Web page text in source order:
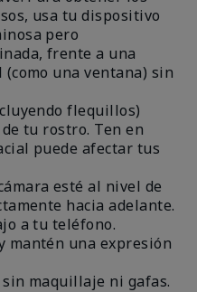
usa tu dispositivo
pero
frente a una
una ventana) sin
flequillos)
tu rostro. Ten en
puede afectar tus
esté al nivel de
hacia adelante.
a tu teléfono.
mantén una expresión
maquillaje ni gafas.